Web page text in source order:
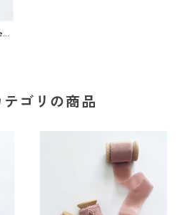
テゴリの商品